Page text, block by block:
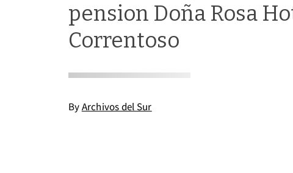
pension Doña Rosa
Correntoso
ByArchivos del Sur